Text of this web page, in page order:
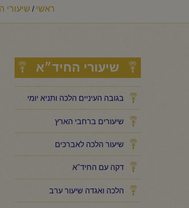
ראשי / שיעורי
שיעורי החיד״א
בגובה העיניים הלכה ותניא יומי
שיעורים ברחבי הארץ
שיעור הלכה לאברכים
דקה עם החיד"א
הלכה ואגדה שיעור ערב